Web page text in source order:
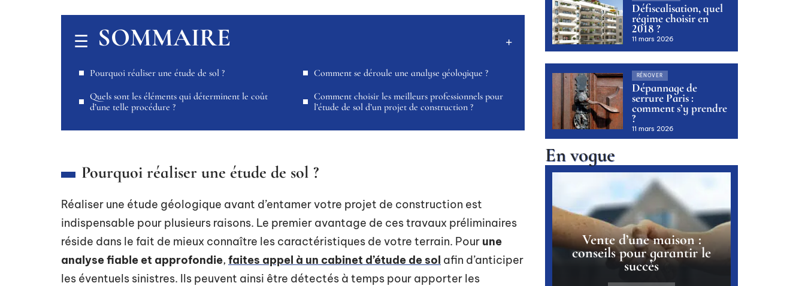
SOMMAIRE
Pourquoi réaliser une étude de sol ?
Quels sont les éléments qui déterminent le coût
d’une telle procédure ?
Comment se déroule une analyse géologique ?
Comment choisir les meilleurs professionnels pour
l’étude de sol d’un projet de construction ?
Pourquoi réaliser une étude de sol ?
Réaliser une étude géologique avant d’entamer votre projet de construction est
indispensable pour plusieurs raisons. Le premier avantage de ces travaux préliminaires
réside dans le fait de mieux connaître les caractéristiques de votre terrain. Pour une
analyse fiable et approfondie, faites appel à un cabinet d’étude de sol afin d’anticiper
les éventuels sinistres. Ils peuvent ainsi être détectés à temps pour apporter les
Défiscalisation, quel
régime choisir en
2018 ?
11 mars 2026
RÉNOVER
Dépannage de
serrure Paris :
comment s’y prendre
?
11 mars 2026
En vogue
Vente d’une maison :
conseils pour garantir le
succès